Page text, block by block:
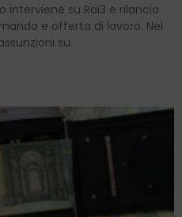
interviene su Rai3 e rilancia
e offerta di lavoro. Nel
su